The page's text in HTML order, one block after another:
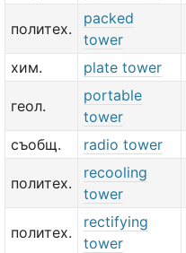
политех.
packed
tower
хим. plate tower
геол.
portable
tower
съобщ.
radio tower
политех.
recooling
tower
политех.
rectifying
tower